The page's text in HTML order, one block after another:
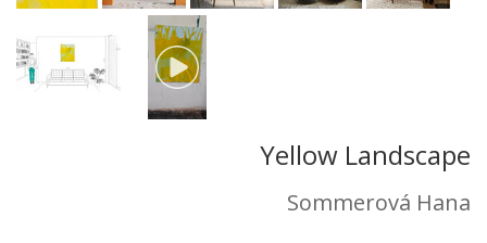
Yellow Landscape
Sommerová Hana